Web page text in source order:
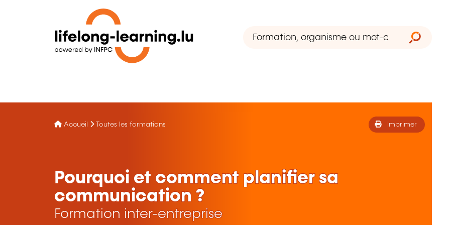
Accueil Toutes les formations Imprimer
Pourquoi et comment planifier sa
communication ?
Formation inter-entreprise